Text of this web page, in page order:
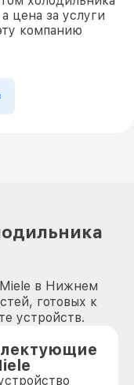
цена за услуги
компанию
в Нижнем
готовых к
устройств.